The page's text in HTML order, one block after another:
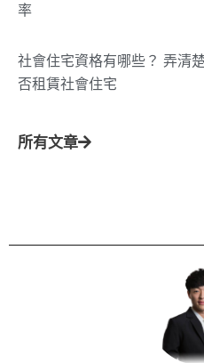
率
社會住宅資格有哪些？ 弄清
否租賃社會住宅
所有文章